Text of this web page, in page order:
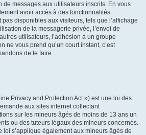
de messages aux utilisateurs inscrits. En vous
avoir accès à des fonctionnalités
disponibles aux visiteurs, tels que l’affichage
de la messagerie privée, l’envoi de
utilisateurs, l’adhésion à un groupe
ne vous prend qu’un court instant, c’est
de le faire.
Privacy and Protection Act ») est une loi des
aux sites internet collectant
sur les mineurs âgés de moins de 13 ans un
ou des tuteurs légaux des mineurs concernés.
loi s’applique également aux mineurs âgés de